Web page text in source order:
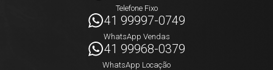
Telefone Fixo
41 99997-0749
WhatsApp Vendas
41 99968-0379
WhatsApp Locação